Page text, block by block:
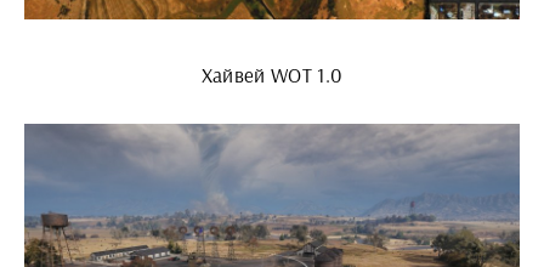
Хайвей WOT 1.0